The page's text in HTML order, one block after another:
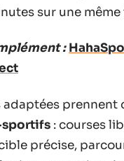
sur une même
:
adaptées prennent
: courses
précise,